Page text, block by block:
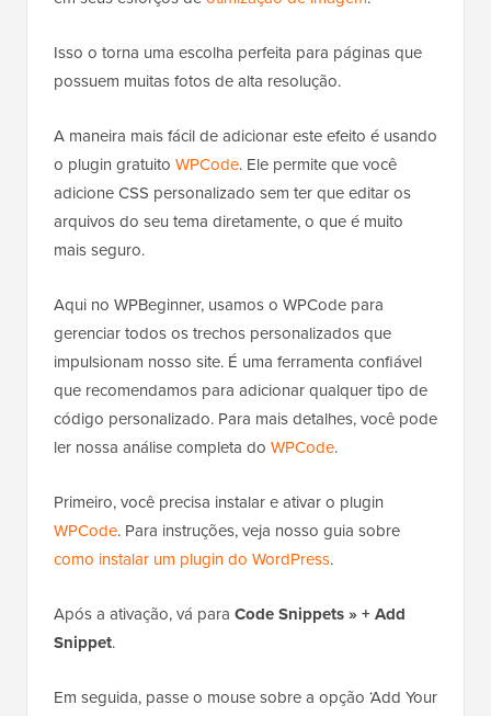
Isso o torna uma escolha perfeita para páginas que
possuem muitas fotos de alta resolução.
A maneira mais fácil de adicionar este efeito é usando
o plugin gratuito WPCode. Ele permite que você
adicione CSS personalizado sem ter que editar os
arquivos do seu tema diretamente, o que é muito
mais seguro.
Aqui no WPBeginner, usamos o WPCode para
gerenciar todos os trechos personalizados que
impulsionam nosso site. É uma ferramenta confiável
que recomendamos para adicionar qualquer tipo de
código personalizado. Para mais detalhes, você pode
ler nossa análise completa do WPCode.
Primeiro, você precisa instalar e ativar o plugin
WPCode. Para instruções, veja nosso guia sobre
como instalar um plugin do WordPress.
Após a ativação, vá para Code Snippets » + Add
Snippet.
Em seguida, passe o mouse sobre a opção ‘Add Your